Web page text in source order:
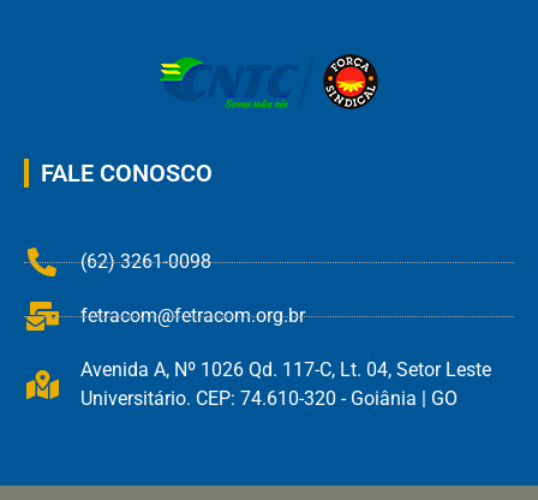
FALE CONOSCO
(62) 3261-0098
fetracom@fetracom.org.br
Avenida A, Nº 1026 Qd. 117-C, Lt. 04, Setor Leste
Universitário. CEP: 74.610-320 - Goiânia | GO